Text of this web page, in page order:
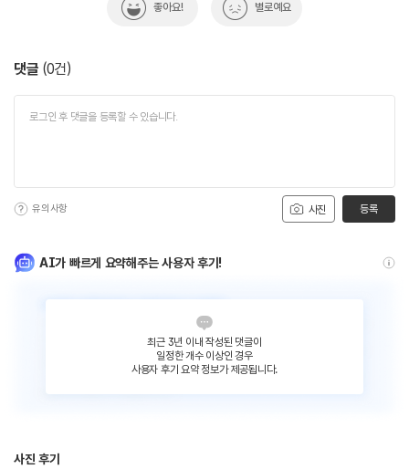
좋아요! 별로예요
댓글 (0건)
사진
유의사항 등록
AI가 빠르게 요약해주는 사용자 후기!
최근 3년 이내 작성된 댓글이
일정한 개수 이상인 경우
사용자 후기 요약 정보가 제공됩니다.
사진 후기